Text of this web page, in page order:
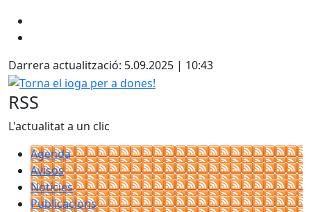
Darrera actualització: 5.09.2025 | 10:43
Torna el ioga per a dones!
RSS
L'actualitat a un clic
Agenda
Avisos
Notícies
Publicacions